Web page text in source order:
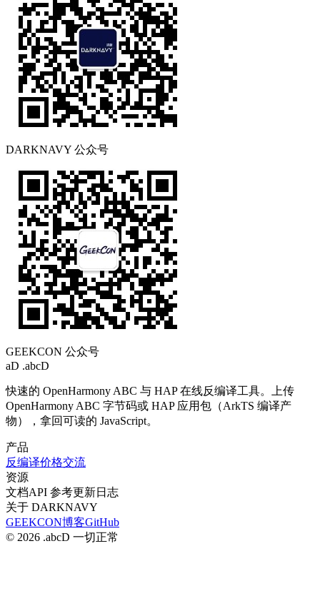
DARKNAVY 公众号
GEEKCON 公众号
aD .abcD
快速的 OpenHarmony ABC 与 HAP 在线反编译工具。上传
OpenHarmony ABC 字节码或 HAP 应用包（ArkTS 编译产
物），拿回可读的 JavaScript。
产品
反编译价格交流
资源
文档API 参考更新日志
关于 DARKNAVY
GEEKCON博客GitHub
© 2026 .abcD 一切正常